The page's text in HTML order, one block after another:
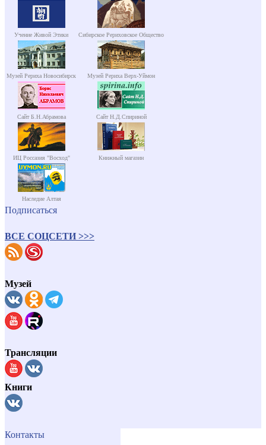
Учение Живой Этики Сибирское Рериховское Общество
Музей Рериха Новосибирск Музей Рериха Верх-Уймон
Сайт Б.Н.Абрамова Сайт Н.Д.Спириной
ИЦ Россазия "Восход" Книжный магазин
Наследие Алтая
Подписаться
ВСЕ СОЦСЕТИ >>>
Музей
Трансляции
Книги
Контакты